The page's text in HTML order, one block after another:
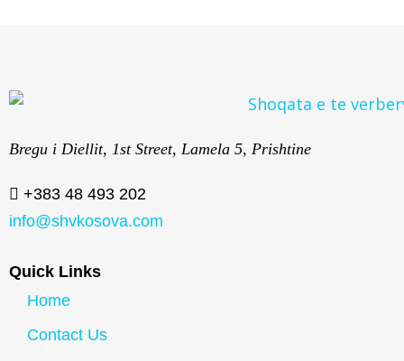
Bregu i Diellit, 1st Street, Lamela 5, Prishtine
+383 48 493 202
info@shvkosova.com
Quick Links
Home
Contact Us